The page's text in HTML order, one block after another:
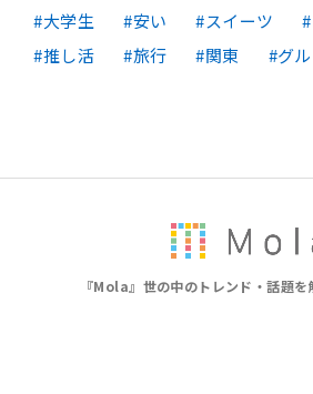
大学生
安い スイーツ
推し活
旅行 関東 グ
『Mola』世の中のトレンド・話題